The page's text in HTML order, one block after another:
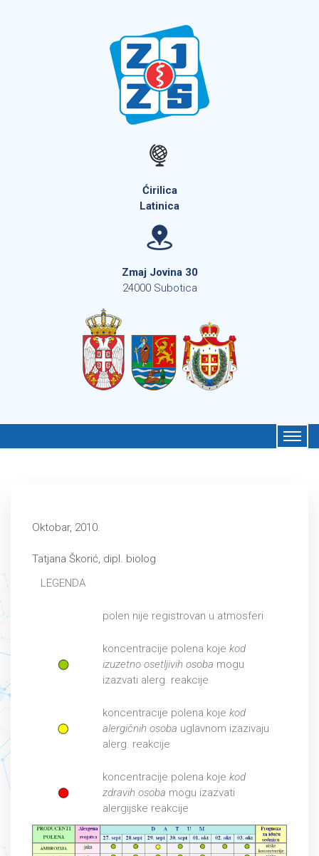
Ćirilica
Latinica
Zmaj Jovina 30
24000 Subotica
Oktobar, 2010.
Tatjana Škorić, dipl. biolog
LEGENDA
polen nije registrovan u atmosferi
koncentracije polena koje kod
izuzetno osetljivih osoba mogu
izazvati alerg. reakcije
koncentracije polena koje kod
alergičnih osoba uglavnom izazivaju
alerg. reakcije
koncentracije polena koje kod
zdravih osoba mogu izazvati
alergijske reakcije